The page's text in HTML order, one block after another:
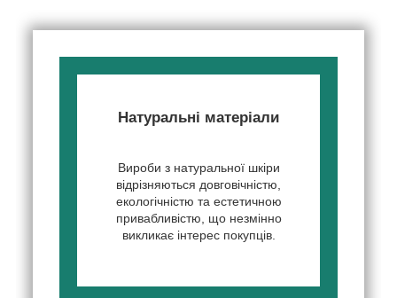
Натуральні матеріали
Вироби з натуральної шкіри
відрізняються довговічністю,
екологічністю та естетичною
привабливістю, що незмінно
викликає інтерес покупців.